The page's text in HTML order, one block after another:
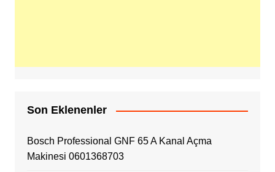
Son Eklenenler
Bosch Professional GNF 65 A Kanal Açma
Makinesi 0601368703